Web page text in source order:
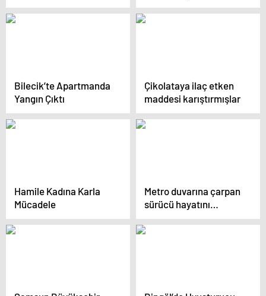
Bilecik’te Apartmanda
Yangın Çıktı
Çikolataya ilaç etken
maddesi karıştırmışlar
Hamile Kadına Karla
Mücadele
Metro duvarına çarpan
sürücü hayatını
kaybetti